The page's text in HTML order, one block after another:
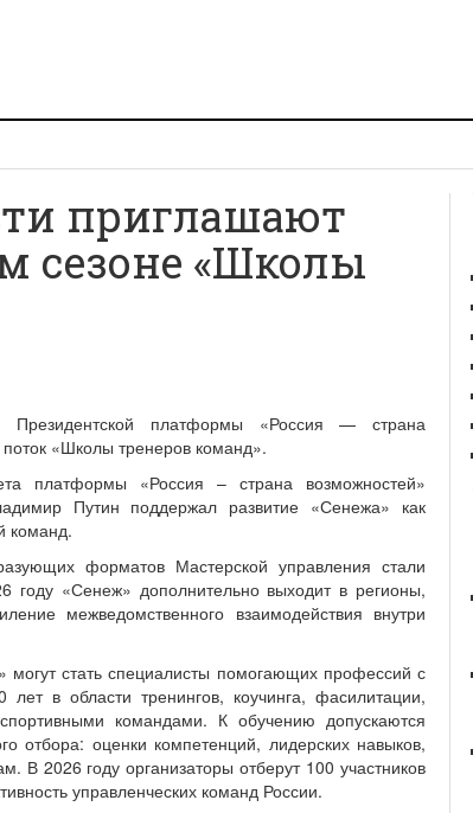
приглашают
сезоне «Школы
Президентской платформы «Россия — страна
поток «Школы тренеров команд».
платформы «Россия – страна возможностей»
Путин поддержал развитие «Сенежа» как
команд.
форматов Мастерской управления стали
году «Сенеж» дополнительно выходит в регионы,
межведомственного взаимодействия внутри
стать специалисты помогающих профессий с
в области тренингов, коучинга, фасилитации,
командами. К обучению допускаются
отбора: оценки компетенций, лидерских навыков,
В 2026 году организаторы отберут 100 участников
управленческих команд России.